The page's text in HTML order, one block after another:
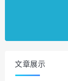
文章展示